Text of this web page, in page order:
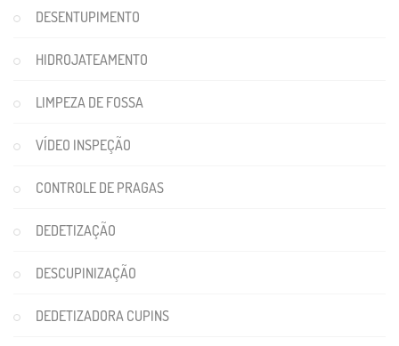
DESENTUPIMENTO
HIDROJATEAMENTO
LIMPEZA DE FOSSA
VÍDEO INSPEÇÃO
CONTROLE DE PRAGAS
DEDETIZAÇÃO
DESCUPINIZAÇÃO
DEDETIZADORA CUPINS